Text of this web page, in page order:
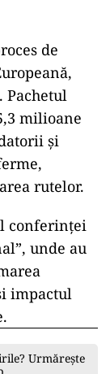
de
Pachetul
milioane
și
rutelor.
conferinței
unde au
impactul
Urmărește